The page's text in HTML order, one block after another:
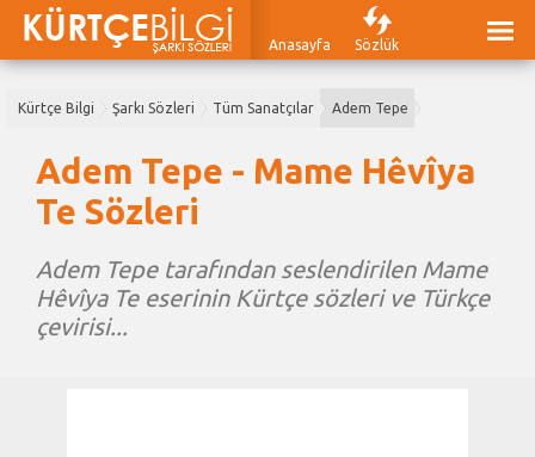
Anasayfa Sözlük
Kürtçe Bilgi Şarkı Sözleri Tüm Sanatçılar Adem Tepe
Adem Tepe - Mame Hêvîya
Te Sözleri
Adem Tepe tarafından seslendirilen Mame
Hêvîya Te eserinin Kürtçe sözleri ve Türkçe
çevirisi...